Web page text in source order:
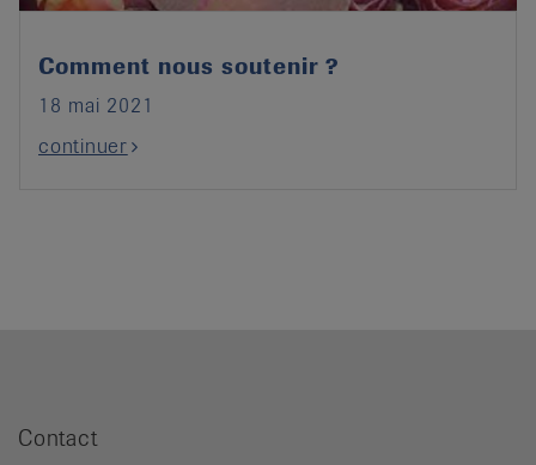
Comment nous soutenir ?
18 mai 2021
continuer
Contact